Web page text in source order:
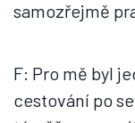
samozřejmě
F: Pro mě byl
cestování po